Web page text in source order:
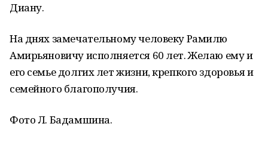
Диану.
На днях замечательному человеку Рамилю
Амирьяновичу исполняется 60 лет. Желаю ему и
его семье долгих лет жизни, крепкого здоровья и
семейного благополучия.
Фото Л. Бадамшина.